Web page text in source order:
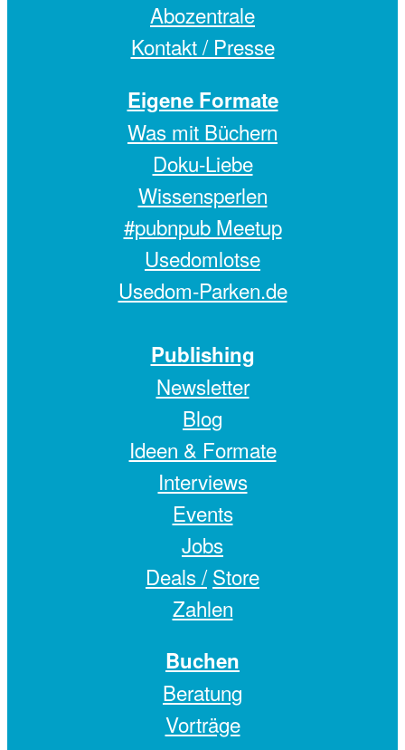
Abozentrale
Kontakt / Presse
Eigene Formate
Was mit Büchern
Doku-Liebe
Wissensperlen
#pubnpub Meetup
Usedomlotse
Usedom-Parken.de
Publishing
Newsletter
Blog
Ideen & Formate
Interviews
Events
Jobs
Deals / Store
Zahlen
Buchen
Beratung
Vorträge